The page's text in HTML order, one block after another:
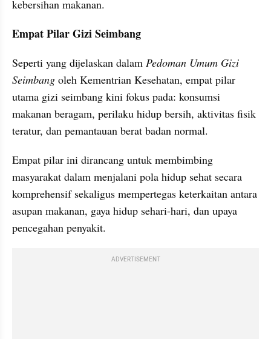
kebersihan makanan.
Empat Pilar Gizi Seimbang
Seperti yang dijelaskan dalam Pedoman Umum Gizi
Seimbang oleh Kementrian Kesehatan, empat pilar
utama gizi seimbang kini fokus pada: konsumsi
makanan beragam, perilaku hidup bersih, aktivitas fisik
teratur, dan pemantauan berat badan normal.
Empat pilar ini dirancang untuk membimbing
masyarakat dalam menjalani pola hidup sehat secara
komprehensif sekaligus mempertegas keterkaitan antara
asupan makanan, gaya hidup sehari-hari, dan upaya
pencegahan penyakit.
ADVERTISEMENT